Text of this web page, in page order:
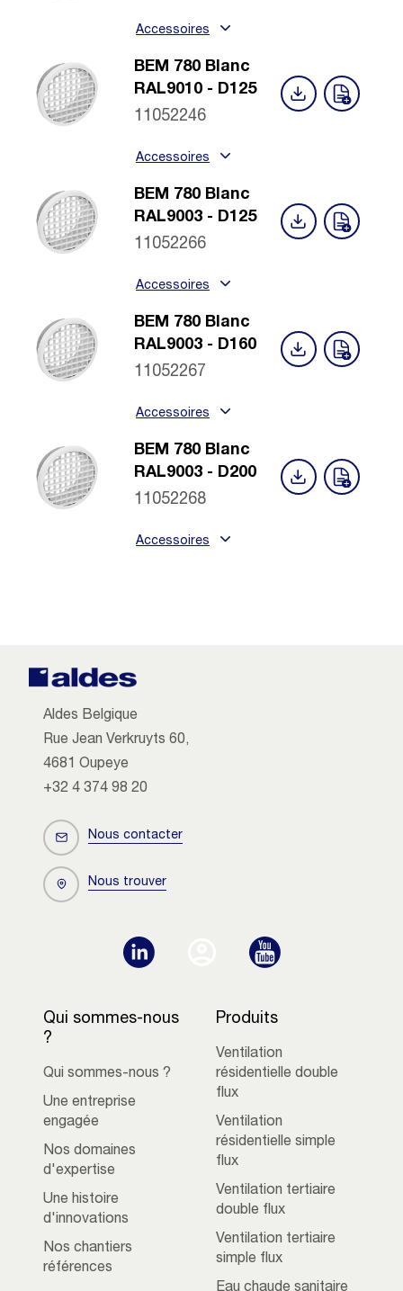
Accessoires
BEM 780 Blanc
RAL9010 - D125
11052246
Accessoires
BEM 780 Blanc
RAL9003 - D125
11052266
Accessoires
BEM 780 Blanc
RAL9003 - D160
11052267
Accessoires
BEM 780 Blanc
RAL9003 - D200
11052268
Accessoires
Aldes Belgique
Rue Jean Verkruyts 60,
4681 Oupeye
+32 4 374 98 20
Nous contacter
Nous trouver
Qui sommes-nous
?
Qui sommes-nous ?
Une entreprise
engagée
Nos domaines
d'expertise
Une histoire
d'innovations
Nos chantiers
références
Produits
Ventilation
résidentielle double
flux
Ventilation
résidentielle simple
flux
Ventilation tertiaire
double flux
Ventilation tertiaire
simple flux